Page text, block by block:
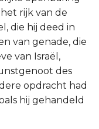
rijk van de
die hij deed in
van genade, die
van Israël,
des
opdracht had
hij gehandeld